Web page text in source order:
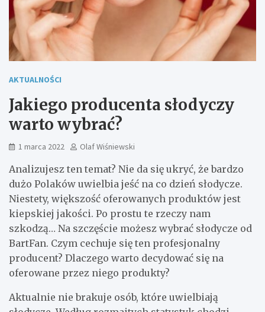
AKTUALNOŚCI
Jakiego producenta słodyczy
warto wybrać?
1 marca 2022 Olaf Wiśniewski
Analizujesz ten temat? Nie da się ukryć, że bardzo
dużo Polaków uwielbia jeść na co dzień słodycze.
Niestety, większość oferowanych produktów jest
kiepskiej jakości. Po prostu te rzeczy nam
szkodzą… Na szczęście możesz wybrać słodycze od
BartFan. Czym cechuje się ten profesjonalny
producent? Dlaczego warto decydować się na
oferowane przez niego produkty?
Aktualnie nie brakuje osób, które uwielbiają